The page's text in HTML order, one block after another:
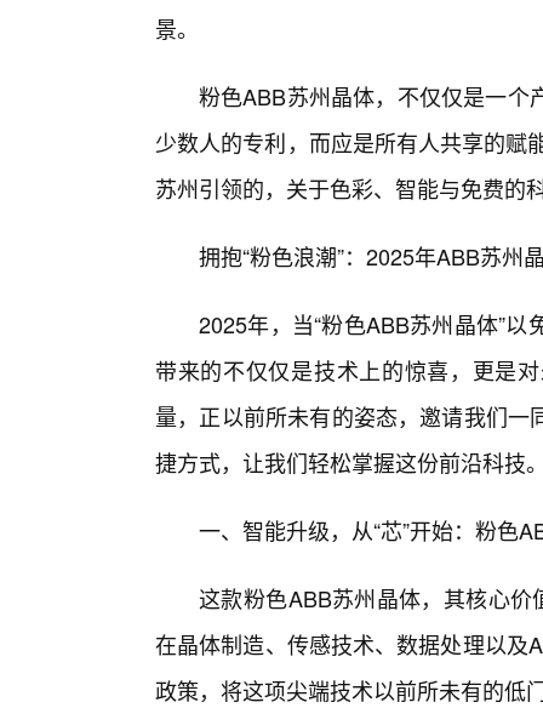
景。
粉色ABB苏州晶体，不仅仅是一个
少数人的专利，而应是所有人共享的赋
苏州引领的，关于色彩、智能与免费的
拥抱“粉色浪潮”：2025年ABB苏州
2025年，当“粉色ABB苏州晶体”
带来的不仅仅是技术上的惊喜，更是
量，正以前所未有的姿态，邀请我们
捷方式，让我们轻松掌握这份前沿科技
一、智能升级，从“芯”开始：粉色
这款粉色ABB苏州晶体，其核心价
在晶体制造、传感技术、数据处理以及
政策，将这项尖端技术以前所未有的低